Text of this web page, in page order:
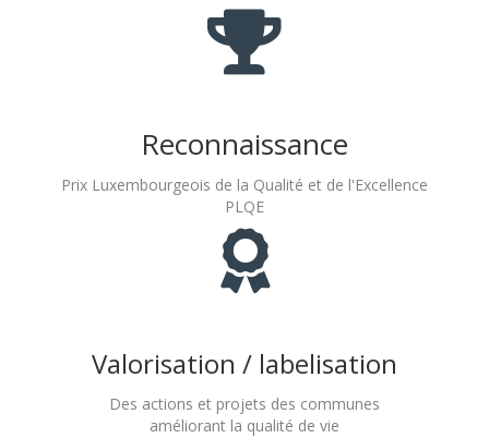
Reconnaissance
Prix Luxembourgeois de la Qualité et de l'Excellence
PLQE
Valorisation / labelisation
Des actions et projets des communes
améliorant la qualité de vie